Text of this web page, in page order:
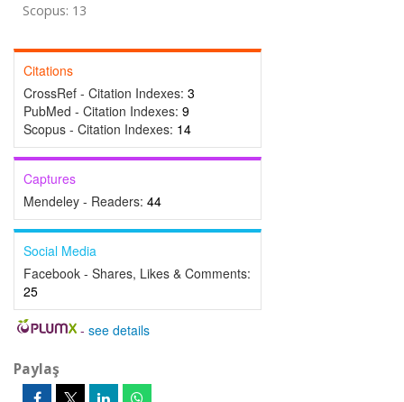
Scopus: 13
Citations
CrossRef - Citation Indexes: 3
PubMed - Citation Indexes: 9
Scopus - Citation Indexes: 14
Captures
Mendeley - Readers: 44
Social Media
Facebook - Shares, Likes & Comments:
25
- see details
Paylaş